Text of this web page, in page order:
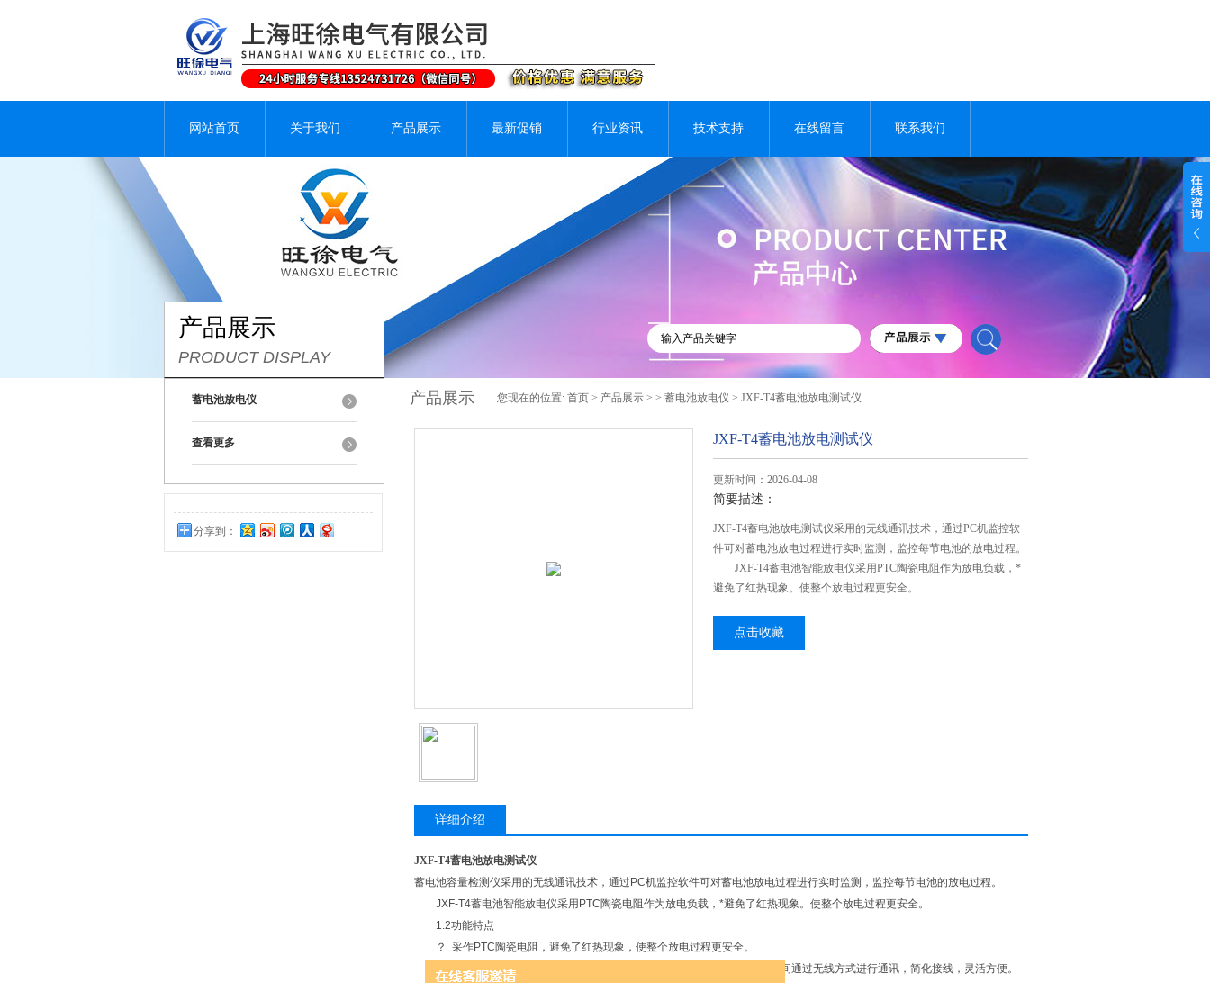
网站首页 关于我们 产品展示 最新促销 行业资讯 技术支持 在线留言 联系我们
产品展示
PRODUCT DISPLAY
蓄电池放电仪
查看更多
分享到：
产品展示 您现在的位置: 首页 > 产品展示 > > 蓄电池放电仪 > JXF-T4蓄电池放电测试仪
JXF-T4蓄电池放电测试仪
更新时间：2026-04-08
简要描述：
JXF-T4蓄电池放电测试仪采用的无线通讯技术，通过PC机监控软
件可对蓄电池放电过程进行实时监测，监控每节电池的放电过程。
JXF-T4蓄电池智能放电仪采用PTC陶瓷电阻作为放电负载，*
避免了红热现象。使整个放电过程更安全。
点击收藏
详细介绍
JXF-T4蓄电池放电测试仪
蓄电池容量检测仪采用的无线通讯技术，通过PC机监控软件可对蓄电池放电过程进行实时监测，监控每节电池的放电过程。
JXF-T4蓄电池智能放电仪采用PTC陶瓷电阻作为放电负载，*避免了红热现象。使整个放电过程更安全。
1.2功能特点
？ 采作PTC陶瓷电阻，避免了红热现象，使整个放电过程更安全。
？ 具有无线通讯功能，无线采集盒与放电主机及上位监控PC主机三者之间通过无线方式进行通讯，简化接线，灵活方便。